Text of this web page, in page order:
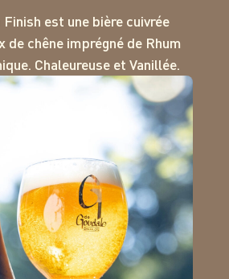
Finish est une bière cuivrée
de chêne imprégné de Rhum
Chaleureuse et Vanillée.